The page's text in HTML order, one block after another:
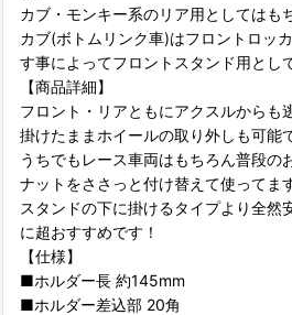
カブ・モンキー系のリア用としてはも
カブ(ボトムリンク車)はフロントロッ
す事によってフロントスタンド用とし
【商品詳細】
フロント・リアともにアクスルからも
掛けたままホイールの取り外しも可能
うちでもレース車両はもちろん普段の
ナットをささっと付け替えて使ってま
スタンドの下に掛けるタイプより全然
に超おすすめです！
【仕様】
■ホルダー長 約145mm
■ホルダー差込部 20角